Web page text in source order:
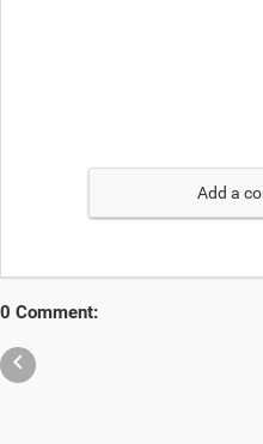
Add a
0 Comment:
